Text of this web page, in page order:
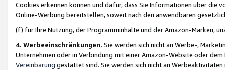
Cookies erkennen können und dafür, dass Sie Informationen über die
Online-Werbung bereitstellen, soweit nach den anwendbaren
(f) für Ihre Nutzung, der Programminhalte und der Amazon-Marken,
4. Werbeeinschränkungen. Sie werden sich nicht an Werbe-,
Unternehmen oder in Verbindung mit einer Amazon-Website oder
Vereinbarung gestattet sind. Sie werden sich nicht an